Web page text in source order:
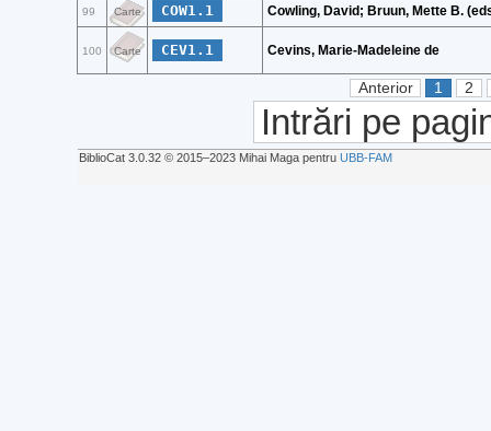
99 Carte COW1.1 Cowling, David; Bruun, Mette B.
100 Carte CEV1.1 Cevins, Marie-Madeleine de
Anterior 1 2
Intrări pe
BiblioCat 3.0.32 © 2015‒2023 Mihai Maga pentru UBB-FAM